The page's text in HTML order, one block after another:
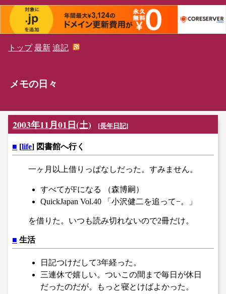
トップ 最新 追記
メモの日々
2003年11月01日(土) [長年日記]
■ [life] 図書館へ行く
一ヶ月以上借りっぱなしだった。すみません。
すべてがFになる （森博嗣）
QuickJapan Vol.40 「小沢健二を追って−。」
を借りた。いつも読み切れないので2冊だけ。
■ 生活
日記つけだして3年経った。
三連休で嬉しい。ついこの間まで毎日が休日
だったのだが。もっと寝とけばよかった。